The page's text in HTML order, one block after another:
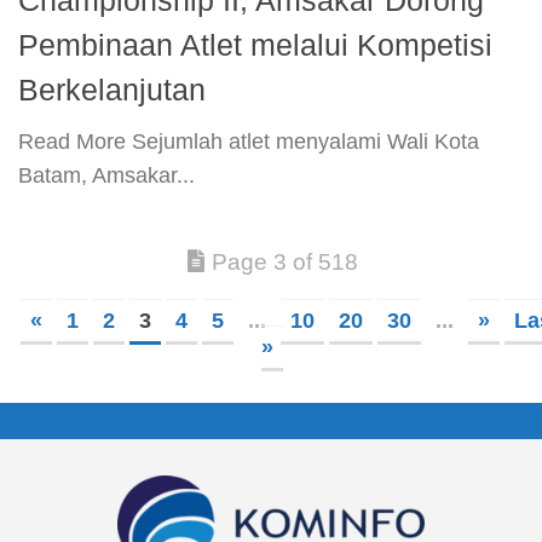
Pembinaan Atlet melalui Kompetisi
Berkelanjutan
​Read More​ Sejumlah atlet menyalami Wali Kota
Batam, Amsakar...
Page 3 of 518
« 1 2 3 4 5 ... 10 20 30 ... »
»